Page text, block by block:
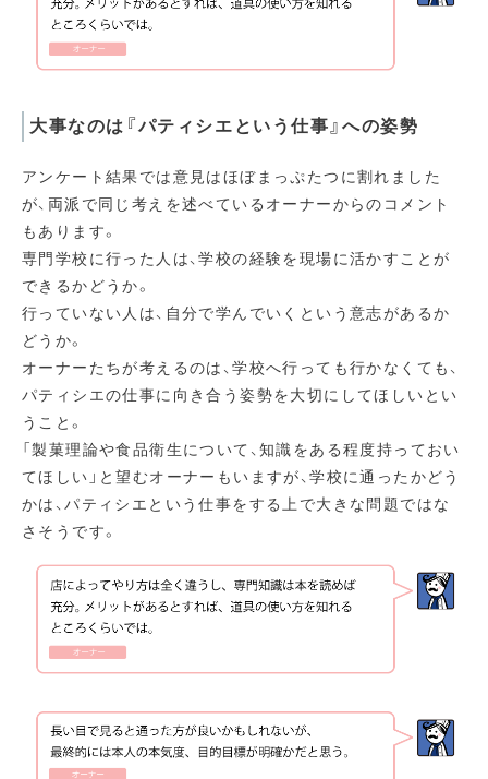
大事なのは『パティシエという仕事』への姿勢
アンケート結果では意見はほぼまっぷたつに割れました
が、両派で同じ考えを述べているオーナーからのコメント
もあります。
専門学校に行った人は、学校の経験を現場に活かすことが
できるかどうか。
行っていない人は、自分で学んでいくという意志があるか
どうか。
オーナーたちが考えるのは、学校へ行っても行かなくても、
パティシエの仕事に向き合う姿勢を大切にしてほしいとい
うこと。
「製菓理論や食品衛生について、知識をある程度持っておい
てほしい」と望むオーナーもいますが、学校に通ったかどう
かは、パティシエという仕事をする上で大きな問題ではな
さそうです。